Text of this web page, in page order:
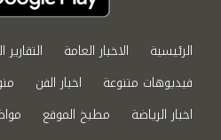
الرئيسية الاخبار العامة
فيديوهات متنوعة
اخبار الفن
اخبار الرياضة
مطبخ الموقع